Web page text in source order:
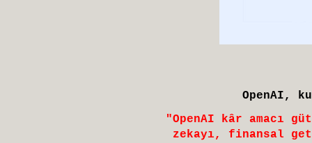
OpenAI,
"OpenAI kâr amacı
zekayı, finansal